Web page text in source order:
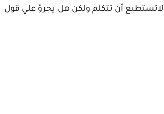
أن تتكلم ولكن هل يجرؤ علي قول